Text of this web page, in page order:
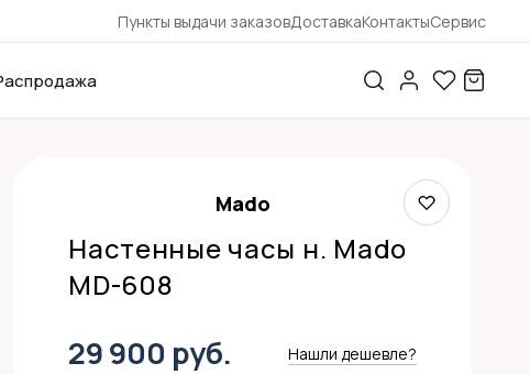
Пункты выдачи заказовДоставкаКонтактыСервис
Mado
Настенные часы н. Mado
MD-608
29 900 руб. Нашли дешевле?